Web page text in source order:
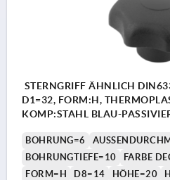
STERNGRIFF ÄHNLICH
D1=32, FORM:H,
KOMP:STAHL BLAU-
BOHRUNG=6
BOHRUNGTIEFE=10
FARBE
FORM=H
D8=14 HÖHE=20